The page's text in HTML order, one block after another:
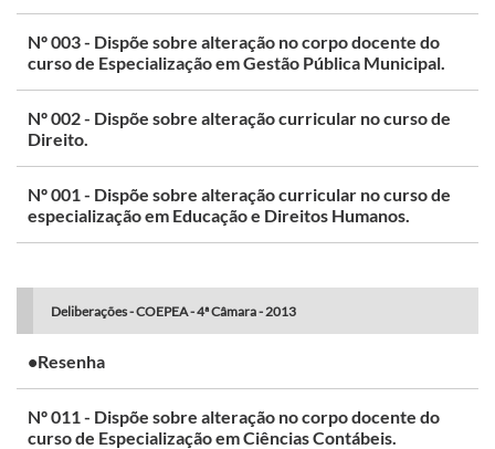
Nº 003 - Dispõe sobre alteração no corpo docente do
curso de Especialização em Gestão Pública Municipal.
Nº 002 - Dispõe sobre alteração curricular no curso de
Direito.
Nº 001 - Dispõe sobre alteração curricular no curso de
especialização em Educação e Direitos Humanos.
Deliberações - COEPEA - 4ª Câmara - 2013
•Resenha
Nº 011 - Dispõe sobre alteração no corpo docente do
curso de Especialização em Ciências Contábeis.